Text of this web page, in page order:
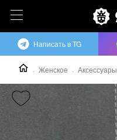
Женское Аксессуары
Написать в TG